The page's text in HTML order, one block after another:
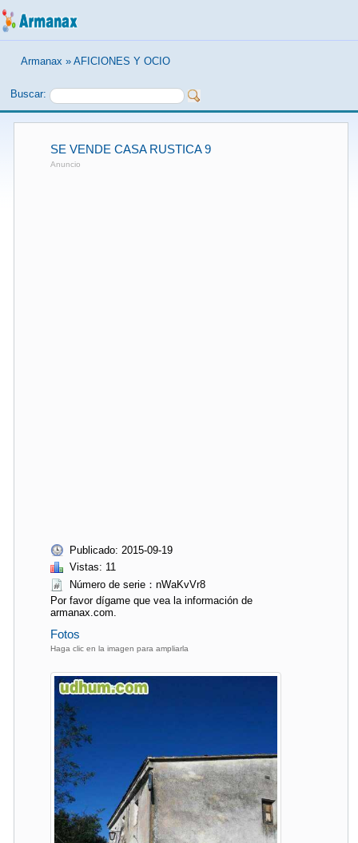
Armanax » AFICIONES Y OCIO
Buscar:
SE VENDE CASA RUSTICA 9
Anuncio
Publicado: 2015-09-19
Vistas: 11
Número de serie：nWaKvVr8
Por favor dígame que vea la información de
armanax.com.
Fotos
Haga clic en la imagen para ampliarla